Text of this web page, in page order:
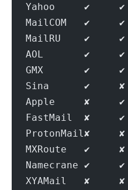
Yahoo     ✔
MailCOM   ✔
MailRU    ✔
AOL       ✔
GMX       ✔
Sina      ✔
Apple     ✘
FastMail  ✘
ProtonMail✘
MXRoute   ✔
Namecrane
XYAMail   ✘